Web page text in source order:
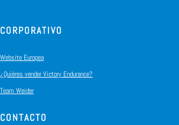
CORPORATIVO
Website Europea
¿Quiéres vender Victory Endurance?
Team Weider
CONTACTO